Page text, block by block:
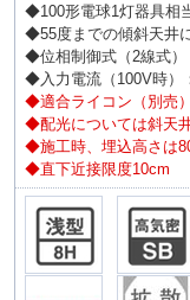
◆100形電球1灯器具相
◆55度までの傾斜天井
◆位相制御式（2線式）
◆入力電流（100V時）
◆適合ライコン（別売
◆配光については斜天
◆施工時、埋込高さは
◆直下近接限度10cm